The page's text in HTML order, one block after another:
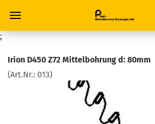
;
Irion D450 Z72 Mittelbohrung d: 80mm
(Art.Nr.: 013)